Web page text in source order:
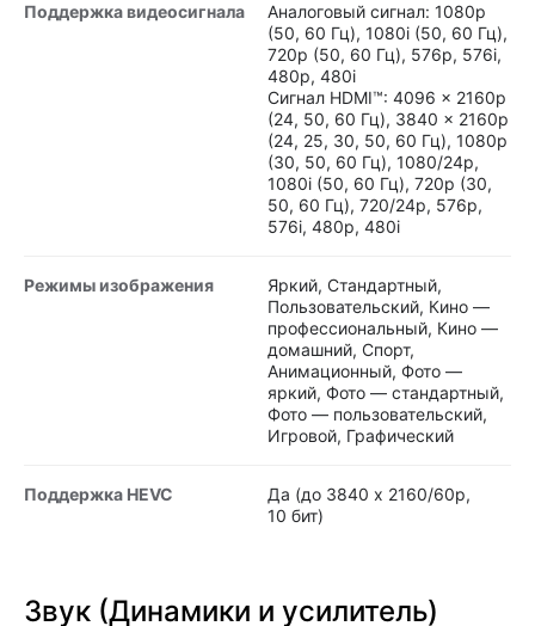
Поддержка видеосигнала
Аналоговый сигнал: 1080p
(50, 60 Гц), 1080i (50, 60 Гц),
720p (50, 60 Гц), 576p, 576i,
480p, 480i
Сигнал HDMI™: 4096 x 2160p
(24, 50, 60 Гц), 3840 x 2160p
(24, 25, 30, 50, 60 Гц), 1080p
(30, 50, 60 Гц), 1080/24p,
1080i (50, 60 Гц), 720p (30,
50, 60 Гц), 720/24p, 576p,
576i, 480p, 480i
Режимы изображения
Яркий, Cтандартный,
Пользовательский, Кино —
профессиональный, Кино —
домашний, Спорт,
Анимационный, Фото —
яркий, Фото — стандартный,
Фото — пользовательский,
Игровой, Графический
Поддержка HEVC
Да (до 3840 x 2160/60p,
10 бит)
Звук (Динамики и усилитель)